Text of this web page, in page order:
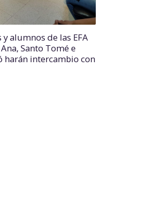
y alumnos de las EFA
Santo Tomé e
harán intercambio con